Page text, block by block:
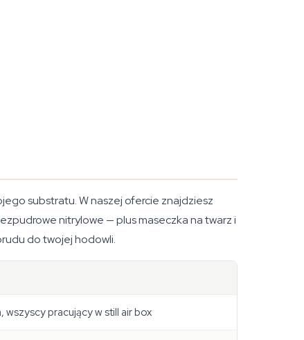
substratu. W naszej ofercie znajdziesz
nitrylowe — plus maseczka na twarz i
do twojej hodowli.
wszyscy pracujący w still air box